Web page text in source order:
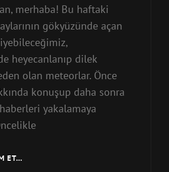
merhaba! Bu haftaki
gökyüzünde açan
heyecanlanıp dilek
olan meteorlar. Önce
konuşup daha sonra
yakalamaya
ET…